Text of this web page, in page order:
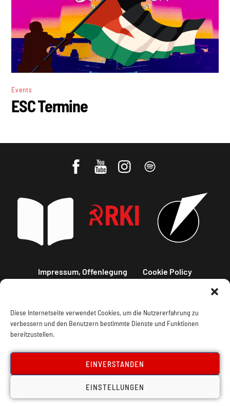
Diese Internetseite verwendet Cookies, um die Nutzererfahrung zu
verbessern und den Benutzern bestimmte Dienste und Funktionen
bereitzustellen.
EINVERSTANDEN
EINSTELLUNGEN
Events
ESC Termine
Impressum, Offenlegung Cookie Policy